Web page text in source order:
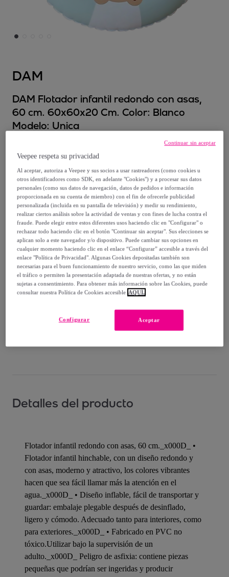
DAM
DAM Flotador infantil redondo con asas,
60 cm. 60x60x20 Cm. Color: Blanco
Modelo: Unica
15,99 €
39, 00 €
-59%
Vendido porEMPRENDIMIENTOS URBANOS
Entrega
Envío gratis
y el15/08
Detalles del producto
Flotador infantil redondo con asas, 60 cm._x000D_ •
Flotador infantil hinchable, con un diseño redondo y
con asas, moderno y atractivo, los colores vibrantes
hacen que sea fácil llamar más la atención en el
agua._x000D_ • Diseño inflable, fácil de transportar y
guardar: embalaje plegable después de desinflado,
ligero y cómodo. Adecuado tanto para interiores, como
para exteriores._x000D_ • Fabricado en PVC no
tóxico.Utilizar bajo la supervisión de un
adulto._x000D_ Peligro de asfixia: contiene piezas
pequeñas que podrían ser ingeridas y producir
Veepee respeta su privacidad
Al aceptar, autoriza a Veepee y sus socios a usar rastreadores (como cookies u
otros identificadores como SDK, en adelante "Cookies") y a procesar sus datos
personales (como sus datos de navegación, datos de pedidos e información
proporcionada en su cuenta de miembro) con el fin de ofrecerle publicidad
personalizada (incluida en su pantalla de televisión) y medir su rendimiento,
realizar ciertos análisis sobre la actividad de ventas y con fines de lucha contra el
fraude. Puede elegir entre estos diferentes usos haciendo clic en "Configurar" o
rechazar todo haciendo clic en el botón "Continuar sin aceptar". Sus elecciones se
aplican solo a este navegador y/o dispositivo. Puede cambiar sus opciones en
cualquier momento haciendo clic en el enlace “Configurar” accesible a través del
enlace "Política de Privacidad". Algunas Cookies depositadas también son
necesarias para el buen funcionamiento de nuestro servicio, como las que miden
el tráfico o permiten la presentación adaptada de nuestras ofertas, y no están
sujetas a consentimiento. Para obtener más información sobre las Cookies, puede
consultar nuestra Política de Cookies accesible AQUÍ.
Aceptar
Configurar
Continuar sin aceptar